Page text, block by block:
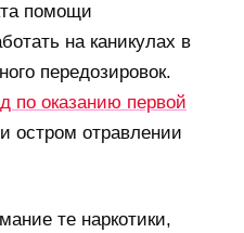
помощи
на каникулах в
передозировок.
по оказанию первой
остром отравлении
те наркотики,